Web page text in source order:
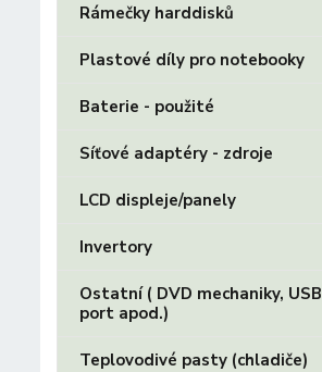
Rámečky harddisků
Plastové díly pro notebooky
Baterie - použité
Síťové adaptéry - zdroje
LCD displeje/panely
Invertory
Ostatní ( DVD mechaniky, USB
port apod.)
Teplovodivé pasty (chladiče)